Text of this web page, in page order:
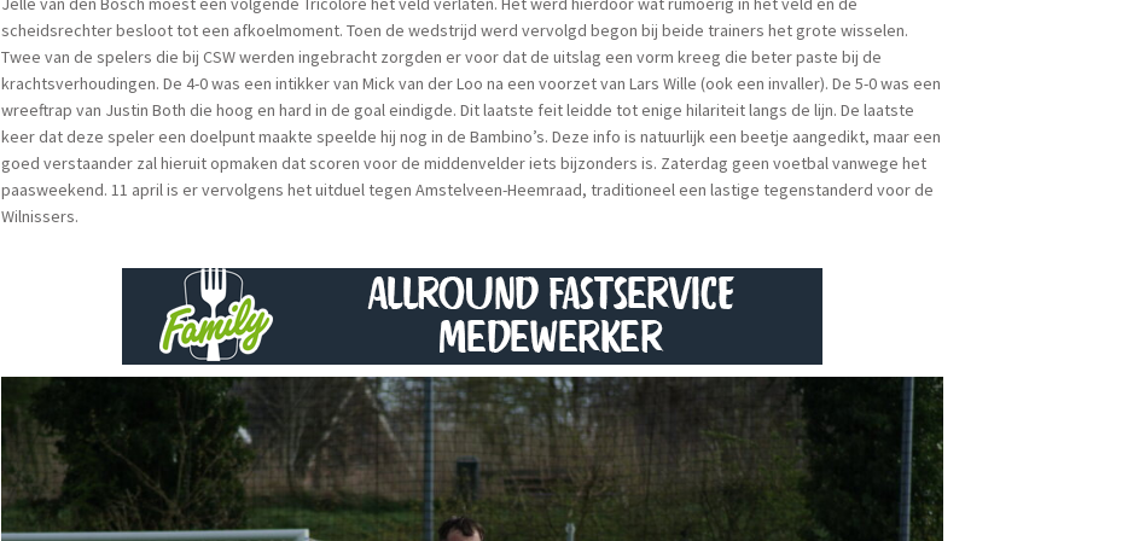
scheidsrechter besloot tot een afkoelmoment. Toen de wedstrijd werd vervolgd begon bij beide trainers het grote wisselen.
Twee van de spelers die bij CSW werden ingebracht zorgden er voor dat de uitslag een vorm kreeg die beter paste bij de
krachtsverhoudingen. De 4-0 was een intikker van Mick van der Loo na een voorzet van Lars Wille (ook een invaller). De 5-0 was een
wreeftrap van Justin Both die hoog en hard in de goal eindigde. Dit laatste feit leidde tot enige hilariteit langs de lijn. De laatste
keer dat deze speler een doelpunt maakte speelde hij nog in de Bambino’s. Deze info is natuurlijk een beetje aangedikt, maar een
goed verstaander zal hieruit opmaken dat scoren voor de middenvelder iets bijzonders is. Zaterdag geen voetbal vanwege het
paasweekend. 11 april is er vervolgens het uitduel tegen Amstelveen-Heemraad, traditioneel een lastige tegenstanderd voor de
Wilnissers.